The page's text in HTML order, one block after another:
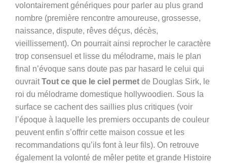
volontairement génériques pour parler au plus grand
nombre (première rencontre amoureuse, grossesse,
naissance, dispute, rêves déçus, décès,
vieillissement). On pourrait ainsi reprocher le caractère
trop consensuel et lisse du mélodrame, mais le plan
final n’évoque sans doute pas par hasard le celui qui
ouvraitTout ce que le ciel permet de Douglas Sirk, le
roi du mélodrame domestique hollywoodien. Sous la
surface se cachent des saillies plus critiques (voir
l’époque à laquelle les premiers occupants de couleur
peuvent enfin s’offrir cette maison cossue et les
recommandations qu’ils font à leur fils). On retrouve
également la volonté de mêler petite et grande Histoire